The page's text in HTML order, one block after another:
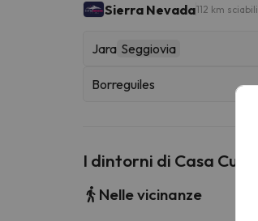
Sierra Nevada112 km sciabili
Jara Seggiovia
Borreguiles
I dintorni di Casa
Nelle vicinanze